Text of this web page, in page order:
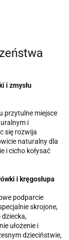
i zmysłu
przytulne miejsce
i
się rozwija
naturalny dla
i cicho kołysać
i kręgosłupa
podparcie
skrojone,
dziecka,
ułożenie i
dzieciństwie,